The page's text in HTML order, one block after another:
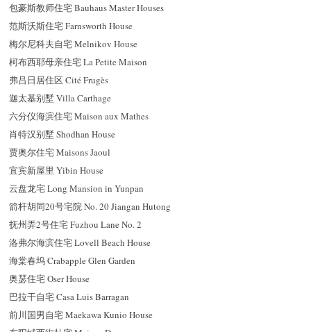
包豪斯教师住宅 Bauhaus Master Houses
范斯沃斯住宅 Farnsworth House
梅尔尼科夫自宅 Melnikov House
柯布西耶母亲住宅 La Petite Maison
弗吕日居住区 Cité Frugès
迦太基别墅 Villa Carthage
六分仪海滨住宅 Maison aux Mathes
肖特汉别墅 Shodhan House
贾奥尔住宅 Maisons Jaoul
宜宾新屋里 Yibin House
云盘龙宅 Long Mansion in Yunpan
箭杆胡同20号宅院 No. 20 Jiangan Hutong
抚州弄2号住宅 Fuzhou Lane No. 2
洛弗尔海滨住宅 Lovell Beach House
海棠春坞 Crabapple Glen Garden
奥瑟住宅 Oser House
巴拉干自宅 Casa Luis Barragan
前川国男自宅 Maekawa Kunio House